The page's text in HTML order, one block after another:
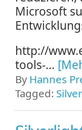
Microsoft
http://
tools-...
By Hannes
Tagged: